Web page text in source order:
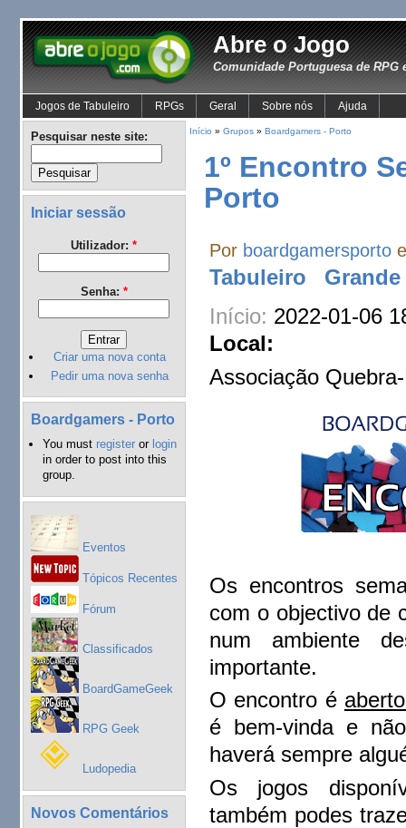
Abre o Jogo
Comunidade Portuguesa de RPG
Jogos de Tabuleiro RPGs Geral Sobre nós Ajuda
Pesquisar neste site:
Iniciar sessão
Utilizador: *
Senha: *
Criar uma nova conta
Pedir uma nova senha
Boardgamers - Porto
You must registeror login
in order to post into this
group.
Eventos
Tópicos Recentes
Fórum
Classificados
BoardGameGeek
RPG Geek
Ludopedia
Novos Comentários
Início » Grupos» Boardgamers - Porto
1º Encontro
Porto
Por boardgamersporto
Tabuleiro
Início: 2022-01-06
Local:
Associação
Os encontros
com o objectivo de
num ambiente
importante.
O encontro é
é bem-vinda e
haverá sempre
Os jogos
também podes